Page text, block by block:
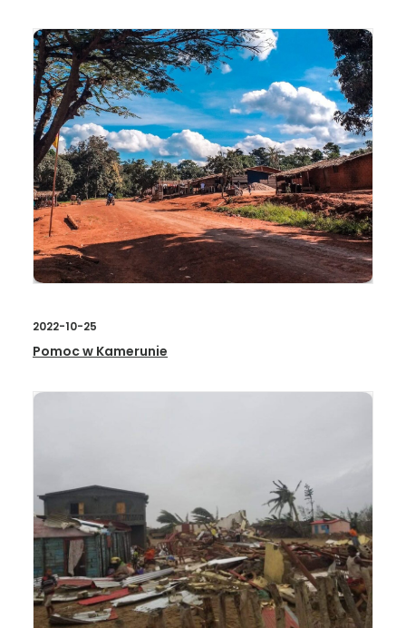
2022-10-25
Pomoc w Kamerunie